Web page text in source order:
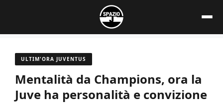
contenuto
ULTIM'ORA JUVENTUS
Mentalità da Champions, ora la
Juve ha personalità e convizione